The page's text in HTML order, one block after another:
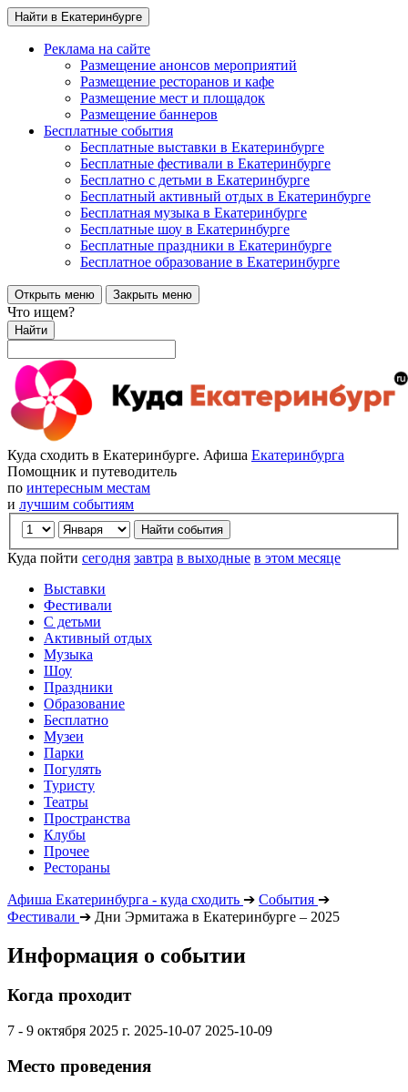
Найти в Екатеринбурге
Реклама на сайте
Размещение анонсов мероприятий
Размещение ресторанов и кафе
Размещение мест и площадок
Размещение баннеров
Бесплатные события
Бесплатные выставки в Екатеринбурге
Бесплатные фестивали в Екатеринбурге
Бесплатно с детьми в Екатеринбурге
Бесплатный активный отдых в Екатеринбурге
Бесплатная музыка в Екатеринбурге
Бесплатные шоу в Екатеринбурге
Бесплатные праздники в Екатеринбурге
Бесплатное образование в Екатеринбурге
Открыть меню Закрыть меню
Что ищем?
Найти
Куда сходить в Екатеринбурге. Афиша Екатеринбурга
Помощник и путеводитель
по интересным местам
и лучшим событиям
Куда пойти сегодня завтра в выходные в этом месяце
Выставки
Фестивали
С детьми
Активный отдых
Музыка
Шоу
Праздники
Образование
Бесплатно
Музеи
Парки
Погулять
Туристу
Театры
Пространства
Клубы
Прочее
Рестораны
Афиша Екатеринбурга - куда сходить ➔ События ➔
Фестивали ➔ Дни Эрмитажа в Екатеринбурге – 2025
Информация о событии
Когда проходит
7 - 9 октября 2025 г. 2025-10-07 2025-10-09
Место проведения